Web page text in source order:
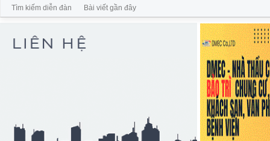
Tìm kiếm diễn đàn Bài viết gần đây